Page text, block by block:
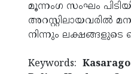
മൂന്നംഗ സംഘം
നിന്നും
Keywords: